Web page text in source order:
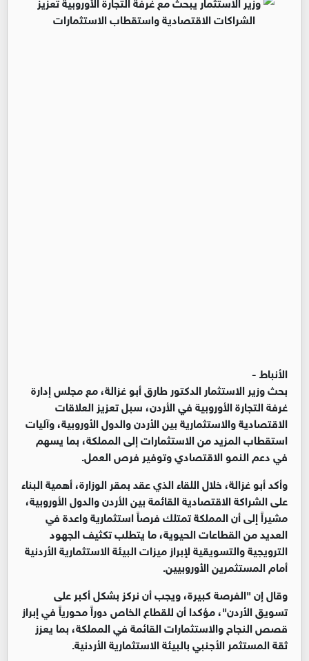
الأنباط -
بحث وزير الاستثمار الدكتور طارق أبو غزالة، مع مجلس إدارة
غرفة التجارة الأوروبية في الأردن، سبل تعزيز العلاقات
الاقتصادية والاستثمارية بين الأردن والدول الأوروبية، وآليات
استقطاب المزيد من الاستثمارات إلى المملكة، بما يسهم
في دعم النمو الاقتصادي وتوفير فرص العمل.
وأكد أبو غزالة، خلال اللقاء الذي عقد بمقر الوزارة، أهمية البناء
على الشراكة الاقتصادية القائمة بين الأردن والدول الأوروبية،
مشيراً إلى أن المملكة تمتلك فرصاً استثمارية واعدة في
العديد من القطاعات الحيوية، ما يتطلب تكثيف الجهود
الترويجية والتسويقية لإبراز ميزات البيئة الاستثمارية الأردنية
أمام المستثمرين الأوروبيين.
وقال إن "الفرصة كبيرة، ويجب أن نركز بشكل أكبر على
تسويق الأردن"، مؤكدا أن للقطاع الخاص دوراً محورياً في إبراز
قصص النجاح والاستثمارات القائمة في المملكة، بما يعزز
ثقة المستثمر الأجنبي بالبيئة الاستثمارية الأردنية.